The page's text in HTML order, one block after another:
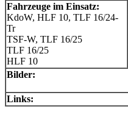
Fahrzeuge im Einsatz:
KdoW, HLF 10, TLF 16/24-
Tr
TSF-W, TLF 16/25
TLF 16/25
HLF 10
Bilder:
Links: